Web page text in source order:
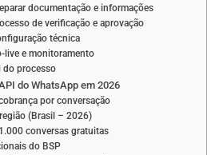
documentação e informações
de verificação e aprovação
técnica
live e monitoramento
do processo
do WhatsApp em 2026
por conversação
(Brasil – 2026)
conversas gratuitas
do BSP